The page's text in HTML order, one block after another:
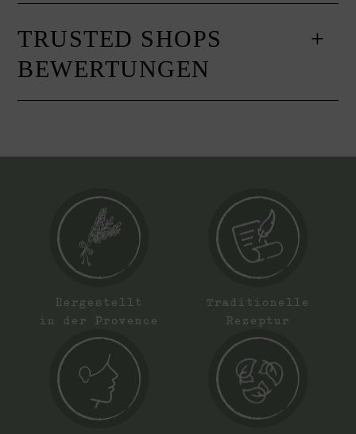
TRUSTED SHOPS
BEWERTUNGEN
Hergestellt
in der Provence
Traditionelle
Rezeptur